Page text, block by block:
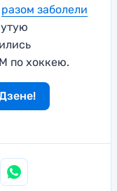
разом заболели
по хоккею.